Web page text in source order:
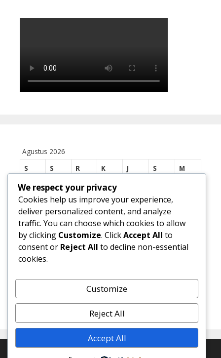
Agustus 2026
S
S R K J S
M
3
4 5 6 8
10
11 12 13 14 15
16
17
18 19 20 21 22
24
31
« Jul
© 2026 SMP Negeri 1 Margasari • Dibangun dengan
We respect your privacy
Cookies help us improve your experience,
deliver personalized content, and analyze
traffic. You can choose which cookies to allow
by clicking Customize. ClickAccept All to
consent or Reject All to decline non-essential
cookies.
Customize
Reject All
Accept All